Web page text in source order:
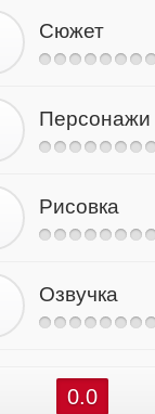
Сюжет
Персонажи
Рисовка
Озвучка
0.0